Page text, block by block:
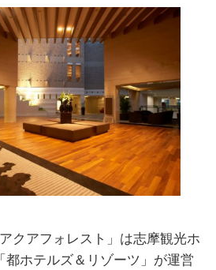
クアフォレスト」は志摩観光ホ
都ホテルズ＆リゾーツ」が運営